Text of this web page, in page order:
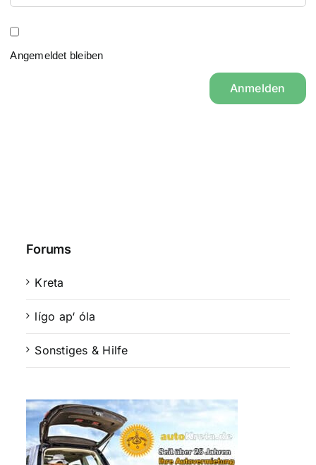
Angemeldet bleiben
Anmelden
Forums
Kreta
lígo ap‘ óla
Sonstiges & Hilfe